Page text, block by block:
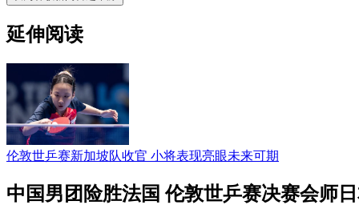
延伸阅读
伦敦世乒赛新加坡队收官 小将表现亮眼未来可期
中国男团险胜法国 伦敦世乒赛决赛会师